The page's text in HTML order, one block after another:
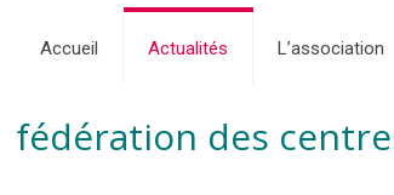
Accueil Actualités L’association
fédération des